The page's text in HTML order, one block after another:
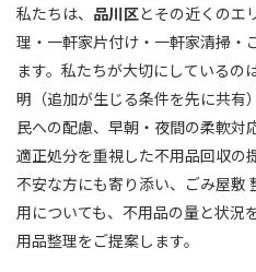
私たちは、 品川区とその近くのエ
理・一軒家片付け・一軒家清掃・
ます。私たちが大切にしているの
明（追加が生じる条件を先に共有
民への配慮、早朝・夜間の柔軟対
適正処分を重視した不用品回収の
不安な方にも寄り添い、ごみ屋敷
用についても、不用品の量と状況
用品整理をご提案します。